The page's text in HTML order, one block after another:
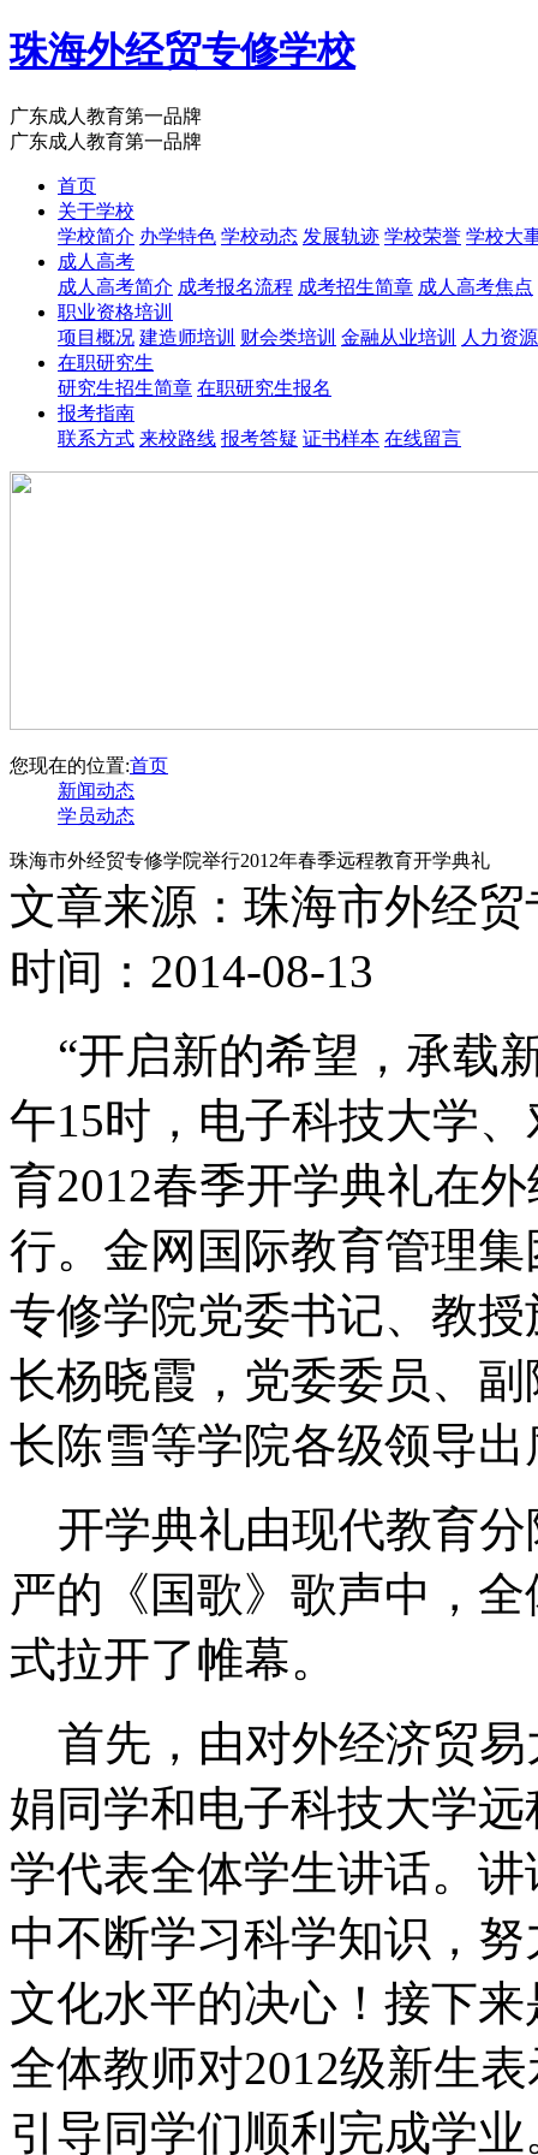
珠海外经贸专修学校
广东成人教育第一品牌
广东成人教育第一品牌
首页
关于学校
学校简介 办学特色 学校动态 发展轨迹 学校荣誉 学校大
成人高考
成人高考简介 成考报名流程 成考招生简章 成人高考焦点
职业资格培训
项目概况 建造师培训 财会类培训 金融从业培训
人力资
在职研究生
研究生招生简章 在职研究生报名
报考指南
联系方式 来校路线 报考答疑 证书样本 在线留言
您现在的位置:首页
新闻动态
学员动态
珠海市外经贸专修学院举行2012年春季远程教育开学典礼
文章来源：珠海市外经
时间：2014-08-13
“开启新的希望，承载
午15时，电子科技大学
育2012春季开学典礼在
行。金网国际教育管理
专修学院党委书记、教
长杨晓霞，党委委员、
长陈雪等学院各级领
开学典礼由现代教育分
严的《国歌》歌声中，
式拉开了帷幕。
首先，由对外经济贸易
娟同学和电子科技大学
学代表全体学生讲话。
中不断学习科学知识，
文化水平的决心！接下
全体教师对2012级新生
引导同学们顺利完成